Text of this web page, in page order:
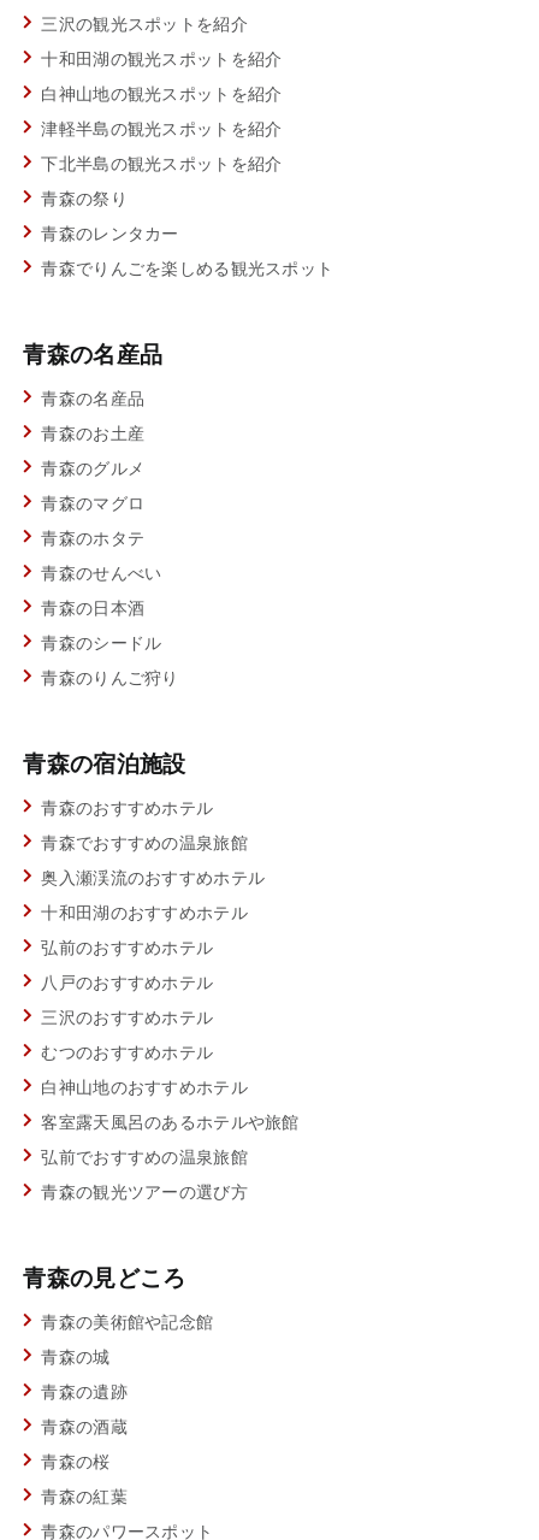
三沢の観光スポットを紹介
十和田湖の観光スポットを紹介
白神山地の観光スポットを紹介
津軽半島の観光スポットを紹介
下北半島の観光スポットを紹介
青森の祭り
青森のレンタカー
青森でりんごを楽しめる観光スポット
青森の名産品
青森の名産品
青森のお土産
青森のグルメ
青森のマグロ
青森のホタテ
青森のせんべい
青森の日本酒
青森のシードル
青森のりんご狩り
青森の宿泊施設
青森のおすすめホテル
青森でおすすめの温泉旅館
奥入瀬渓流のおすすめホテル
十和田湖のおすすめホテル
弘前のおすすめホテル
八戸のおすすめホテル
三沢のおすすめホテル
むつのおすすめホテル
白神山地のおすすめホテル
客室露天風呂のあるホテルや旅館
弘前でおすすめの温泉旅館
青森の観光ツアーの選び方
青森の見どころ
青森の美術館や記念館
青森の城
青森の遺跡
青森の酒蔵
青森の桜
青森の紅葉
青森のパワースポット